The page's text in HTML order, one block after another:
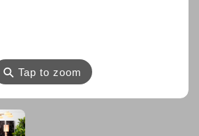
⚲Tap to zoom